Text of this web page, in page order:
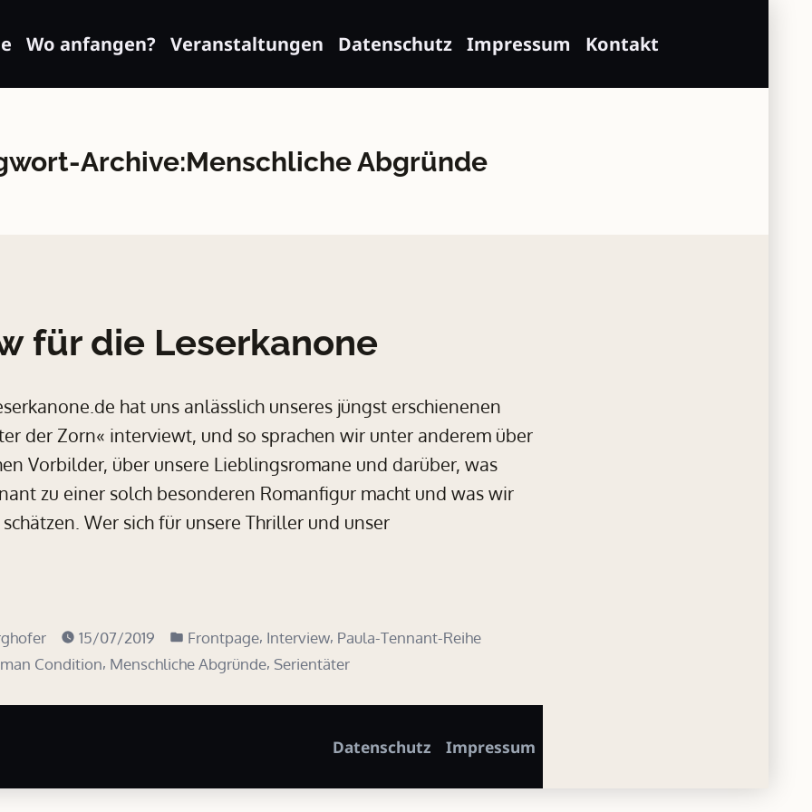
Wo anfangen? Veranstaltungen Datenschutz Impressum Kontakt
Archive:Menschliche Abgründe
für die Leserkanone
hat uns anlässlich unseres jüngst erschienenen
der Zorn« interviewt, und so sprachen wir unter anderem über
Vorbilder, über unsere Lieblingsromane und darüber, was
zu einer solch besonderen Romanfigur macht und was wir
Wer sich für unsere Thriller und unser
15/07/2019
Veröffentlicht
in
Frontpage, Interview, Paula-Tennant-Reihe
Condition, Menschliche Abgründe, Serientäter
Datenschutz Impressum